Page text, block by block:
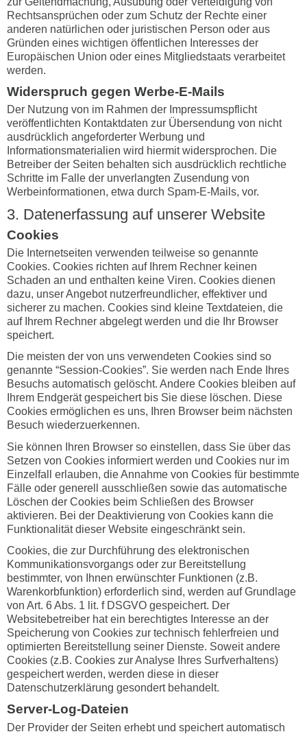
Rechtsansprüchen oder zum Schutz der Rechte einer
anderen natürlichen oder juristischen Person oder aus
Gründen eines wichtigen öffentlichen Interesses der
Europäischen Union oder eines Mitgliedstaats verarbeitet
werden.
Widerspruch gegen Werbe-E-Mails
Der Nutzung von im Rahmen der Impressumspflicht
veröffentlichten Kontaktdaten zur Übersendung von nicht
ausdrücklich angeforderter Werbung und
Informationsmaterialien wird hiermit widersprochen. Die
Betreiber der Seiten behalten sich ausdrücklich rechtliche
Schritte im Falle der unverlangten Zusendung von
Werbeinformationen, etwa durch Spam-E-Mails, vor.
3. Datenerfassung auf unserer Website
Cookies
Die Internetseiten verwenden teilweise so genannte
Cookies. Cookies richten auf Ihrem Rechner keinen
Schaden an und enthalten keine Viren. Cookies dienen
dazu, unser Angebot nutzerfreundlicher, effektiver und
sicherer zu machen. Cookies sind kleine Textdateien, die
auf Ihrem Rechner abgelegt werden und die Ihr Browser
speichert.
Die meisten der von uns verwendeten Cookies sind so
genannte “Session-Cookies”. Sie werden nach Ende Ihres
Besuchs automatisch gelöscht. Andere Cookies bleiben auf
Ihrem Endgerät gespeichert bis Sie diese löschen. Diese
Cookies ermöglichen es uns, Ihren Browser beim nächsten
Besuch wiederzuerkennen.
Sie können Ihren Browser so einstellen, dass Sie über das
Setzen von Cookies informiert werden und Cookies nur im
Einzelfall erlauben, die Annahme von Cookies für bestimmte
Fälle oder generell ausschließen sowie das automatische
Löschen der Cookies beim Schließen des Browser
aktivieren. Bei der Deaktivierung von Cookies kann die
Funktionalität dieser Website eingeschränkt sein.
Cookies, die zur Durchführung des elektronischen
Kommunikationsvorgangs oder zur Bereitstellung
bestimmter, von Ihnen erwünschter Funktionen (z.B.
Warenkorbfunktion) erforderlich sind, werden auf Grundlage
von Art. 6 Abs. 1 lit. f DSGVO gespeichert. Der
Websitebetreiber hat ein berechtigtes Interesse an der
Speicherung von Cookies zur technisch fehlerfreien und
optimierten Bereitstellung seiner Dienste. Soweit andere
Cookies (z.B. Cookies zur Analyse Ihres Surfverhaltens)
gespeichert werden, werden diese in dieser
Datenschutzerklärung gesondert behandelt.
Server-Log-Dateien
Der Provider der Seiten erhebt und speichert automatisch